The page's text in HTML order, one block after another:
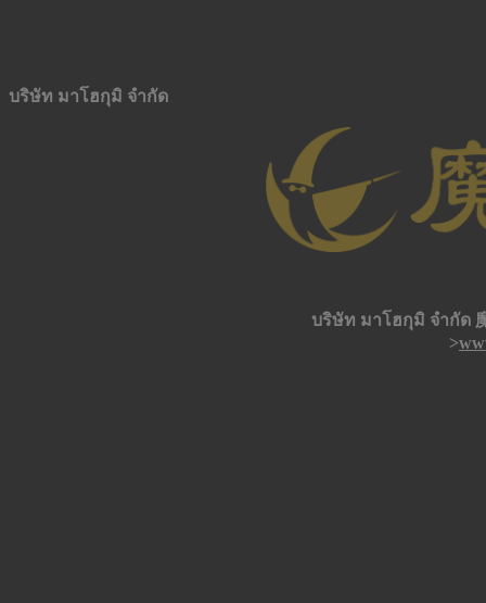
บริษัท มาโฮกุมิ จำกัด
บริษัท มาโฮกุมิ จำกัด
>